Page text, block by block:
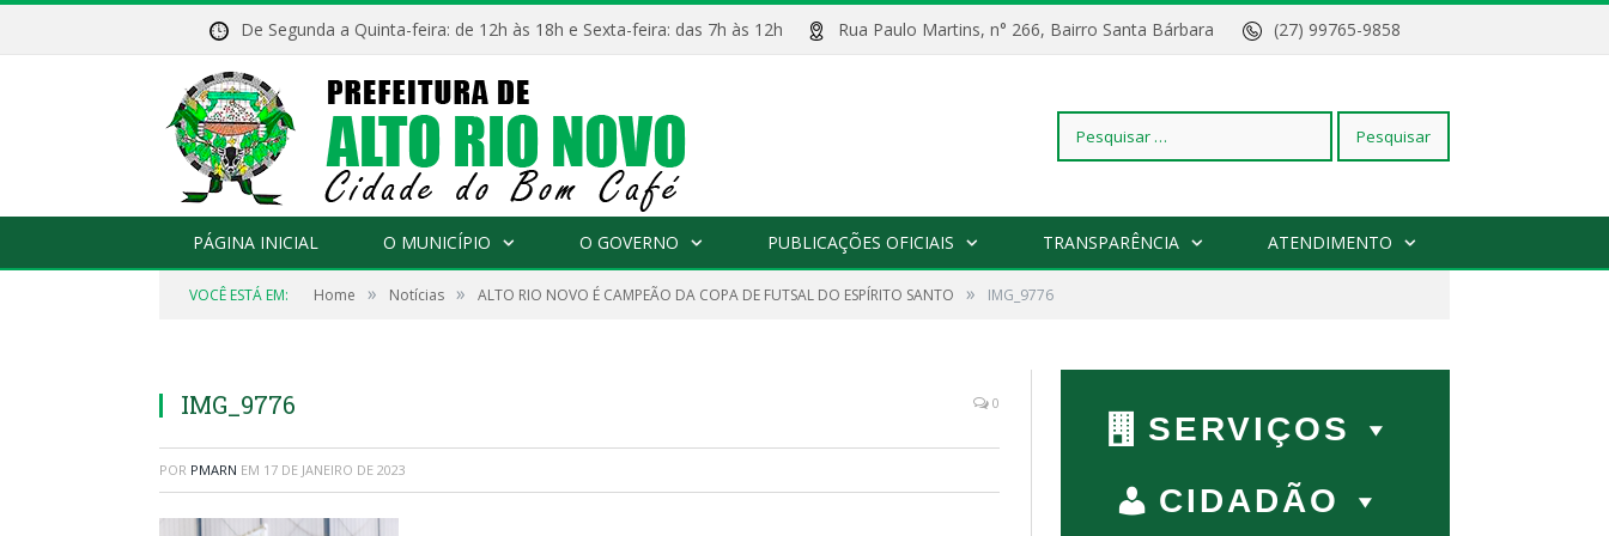
De Segunda a Quinta-feira: de 12h às 18h e Sexta-feira: das 7h às 12h Rua Paulo Martins, n° 266, Bairro Santa Bárbara (27) 99765-9858
Pesquisar
PÁGINA INICIAL O MUNICÍPIO O GOVERNO PUBLICAÇÕES OFICIAIS TRANSPARÊNCIA ATENDIMENTO
VOCÊ ESTÁ EM: Home » Notícias » ALTO RIO NOVO É CAMPEÃO DA COPA DE FUTSAL DO ESPÍRITO SANTO » IMG_9776
IMG_9776 0
POR PMARN EM 17 DE JANEIRO DE 2023
SERVIÇOS
CIDADÃO